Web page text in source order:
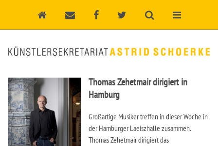
Thomas Zehetmair dirigiert in
Hamburg
Großartige Musiker treffen in dieser Woche in
der Hamburger Laeiszhalle zusammen.
Thomas Zehetmair dirigiert das